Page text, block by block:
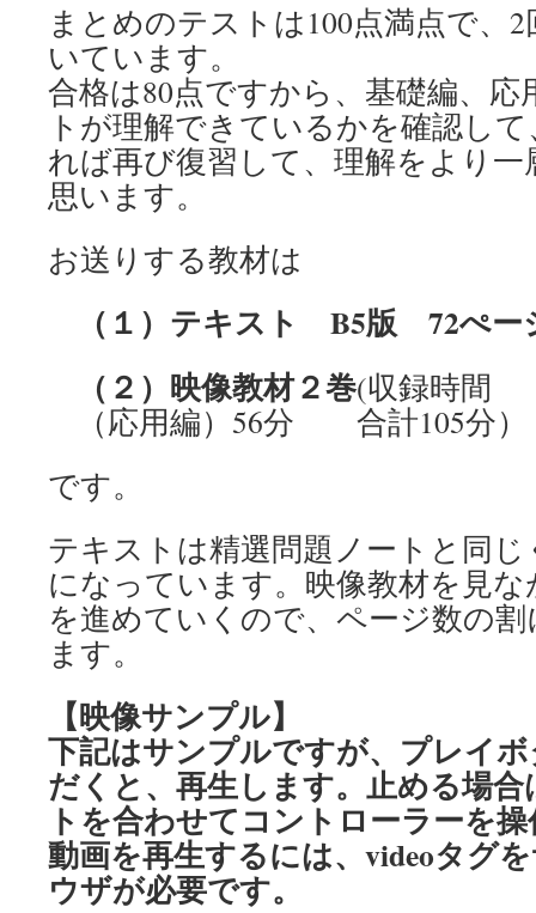
まとめのテストは100点満点で、
いています。
合格は80点ですから、基礎編、
トが理解できているかを確認し
れば再び復習して、理解をより
思います。
お送りする教材は
（１）テキスト B5版 72ぺー
（２）映像教材２巻(収録時間
（応用編）56分 合計105分）
です。
テキストは精選問題ノートと同
になっています。映像教材を見
を進めていくので、ページ数の
ます。
【映像サンプル】
下記はサンプルですが、プレイ
だくと、再生します。止める場
トを合わせてコントローラーを
動画を再生するには、videoタグ
ウザが必要です。